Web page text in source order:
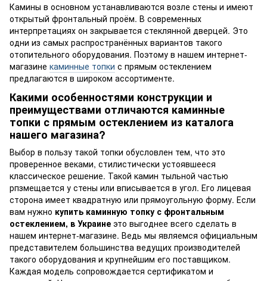
Камины в основном устанавливаются возле стены и имеют
открытый фронтальный проём. В современных
интерпретациях он закрывается стеклянной дверцей. Это
одни из самых распространённых вариантов такого
отопительного оборудования. Поэтому в нашем интернет-
магазине каминные топки с прямым остеклением
предлагаются в широком ассортименте.
Какими особенностями конструкции и
преимуществами отличаются каминные
топки с прямым остеклением из каталога
нашего магазина?
Выбор в пользу такой топки обусловлен тем, что это
проверенное веками, стилистически устоявшееся
классическое решение. Такой камин тыльной частью
рпзмещается у стены или вписывается в угол. Его лицевая
сторона имеет квадратную или прямоугольную форму. Если
вам нужно купить каминную топку с фронтальным
остеклением, в Украине это выгоднее всего сделать в
нашем интернет-магазине. Ведь мы являемся официальным
представителем большинства ведущих производителей
такого оборудования и крупнейшим его поставщиком.
Каждая модель сопровождается сертификатом и